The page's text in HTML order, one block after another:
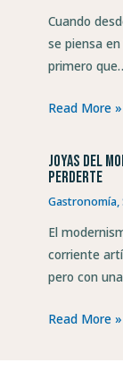
Cuando
se piensa
primero
Read More »
Joyas del
perderte
Gastronomía,
El
corriente
pero con
Read More »